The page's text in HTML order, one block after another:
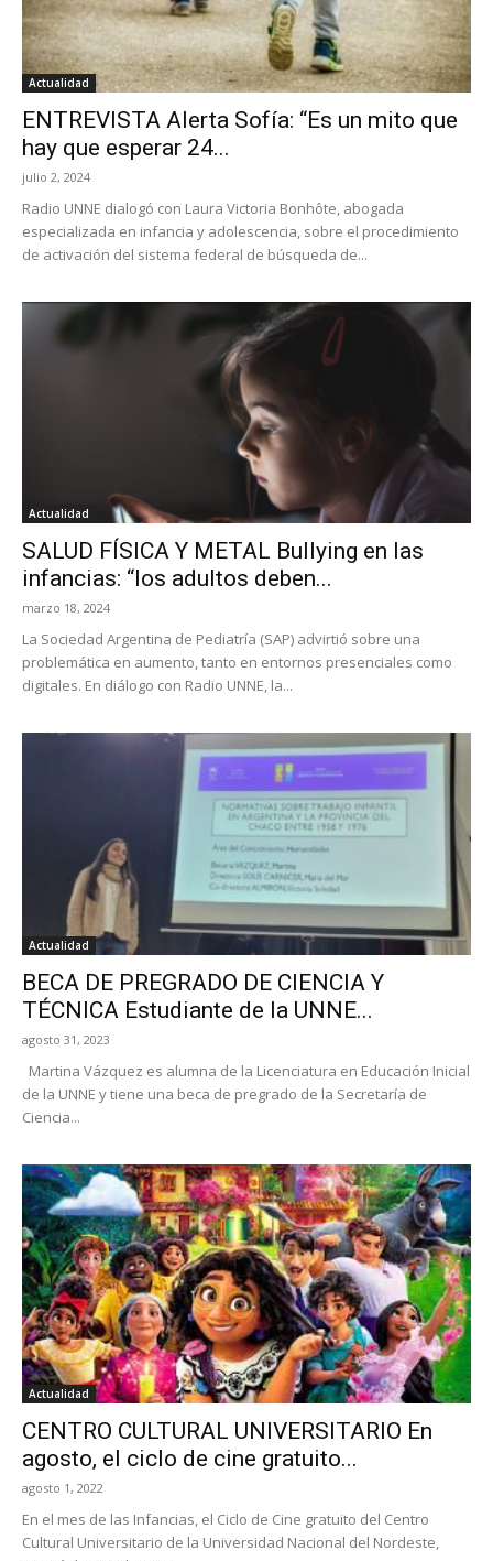
Actualidad
ENTREVISTA Alerta Sofía: “Es un mito que
hay que esperar 24...
julio 2, 2024
Radio UNNE dialogó con Laura Victoria Bonhôte, abogada
especializada en infancia y adolescencia, sobre el procedimiento
de activación del sistema federal de búsqueda de...
Actualidad
SALUD FÍSICA Y METAL Bullying en las
infancias: “los adultos deben...
marzo 18, 2024
La Sociedad Argentina de Pediatría (SAP) advirtió sobre una
problemática en aumento, tanto en entornos presenciales como
digitales. En diálogo con Radio UNNE, la...
Actualidad
BECA DE PREGRADO DE CIENCIA Y
TÉCNICA Estudiante de la UNNE...
agosto 31, 2023
Martina Vázquez es alumna de la Licenciatura en Educación Inicial
de la UNNE y tiene una beca de pregrado de la Secretaría de
Ciencia...
Actualidad
CENTRO CULTURAL UNIVERSITARIO En
agosto, el ciclo de cine gratuito...
agosto 1, 2022
En el mes de las Infancias, el Ciclo de Cine gratuito del Centro
Cultural Universitario de la Universidad Nacional del Nordeste,